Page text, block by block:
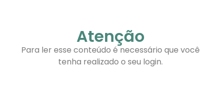
Atenção
Para ler esse conteúdo é necessário que você
tenha realizado o seu login.